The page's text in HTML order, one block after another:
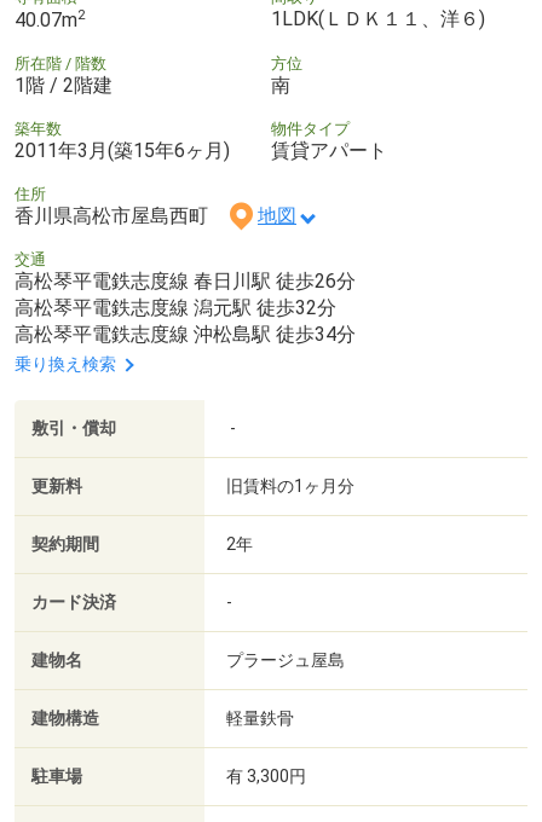
40.07m2 1LDK(ＬＤＫ１１、洋６)
所在階 / 階数
1階 / 2階建
方位
南
築年数
2011年3月(築15年6ヶ月)
物件タイプ
賃貸アパート
住所
香川県高松市屋島西町 地図
交通
高松琴平電鉄志度線 春日川駅 徒歩26分
高松琴平電鉄志度線 潟元駅 徒歩32分
高松琴平電鉄志度線 沖松島駅 徒歩34分
乗り換え検索
敷引・償却 -
更新料 旧賃料の1ヶ月分
契約期間 2年
カード決済 -
建物名 プラージュ屋島
建物構造 軽量鉄骨
駐車場 有 3,300円